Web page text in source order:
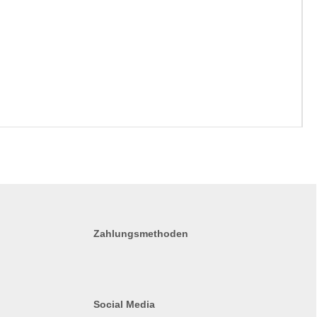
Zahlungsmethoden
Social Media